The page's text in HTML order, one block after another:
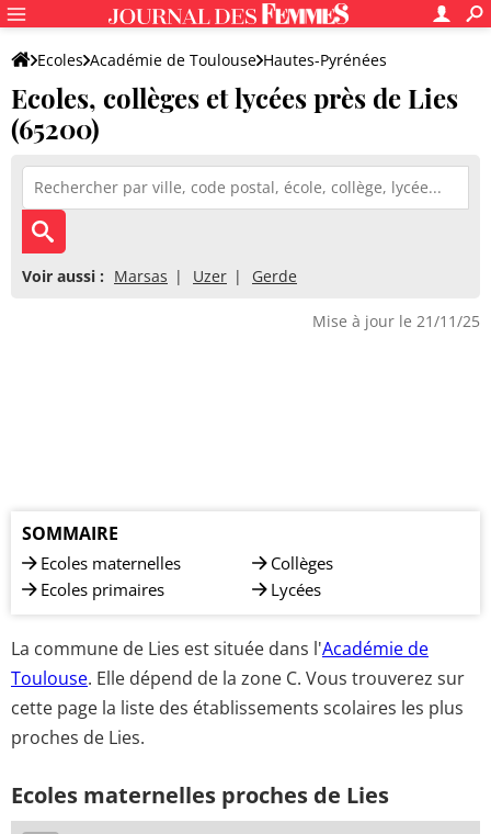
Ecoles Académie de Toulouse Hautes-Pyrénées
Ecoles, collèges et lycées près de Lies
(65200)
Voir aussi : Marsas Uzer Gerde
Mise à jour le 21/11/25
SOMMAIRE
Ecoles maternelles
Ecoles primaires
Collèges
Lycées
La commune de Lies est située dans l'Académie de
Toulouse. Elle dépend de la zone C. Vous trouverez sur
cette page la liste des établissements scolaires les plus
proches de Lies.
Ecoles maternelles proches de Lies